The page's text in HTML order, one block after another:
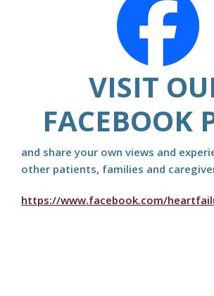
VISIT
FACEBOOK
and share your own views and
other patients, families and
https://www.facebook.com/